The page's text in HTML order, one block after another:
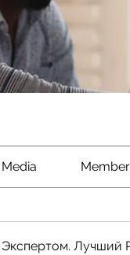
Media
Лучший